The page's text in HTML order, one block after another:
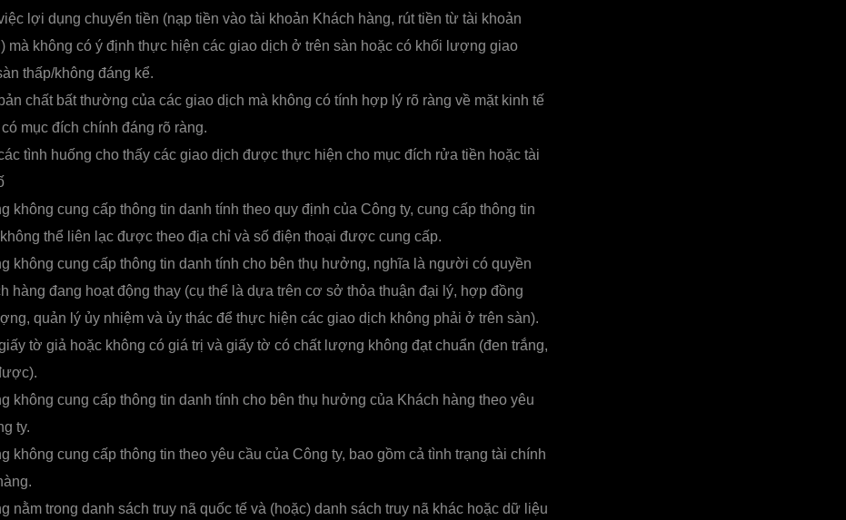
lợi dụng chuyển tiền (nạp tiền vào tài khoản Khách hàng, rút tiền từ tài khoản
mà không có ý định thực hiện các giao dịch ở trên sàn hoặc có khối lượng giao
thấp/không đáng kể.
chất bất thường của các giao dịch mà không có tính hợp lý rõ ràng về mặt kinh tế
mục đích chính đáng rõ ràng.
tình huống cho thấy các giao dịch được thực hiện cho mục đích rửa tiền hoặc tài
không cung cấp thông tin danh tính theo quy định của Công ty, cung cấp thông tin
thể liên lạc được theo địa chỉ và số điện thoại được cung cấp.
không cung cấp thông tin danh tính cho bên thụ hưởng, nghĩa là người có quyền
hàng đang hoạt động thay (cụ thể là dựa trên cơ sở thỏa thuận đại lý, hợp đồng
quản lý ủy nhiệm và ủy thác để thực hiện các giao dịch không phải ở trên sàn).
tờ giả hoặc không có giá trị và giấy tờ có chất lượng không đạt chuẩn (đen trắng,
không cung cấp thông tin danh tính cho bên thụ hưởng của Khách hàng theo yêu
ty.
không cung cấp thông tin theo yêu cầu của Công ty, bao gồm cả tình trạng tài chính
nằm trong danh sách truy nã quốc tế và (hoặc) danh sách truy nã khác hoặc dữ liệu